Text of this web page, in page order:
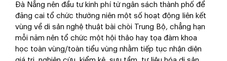
Đà Nẵng nên đầu tư kinh phí từ ngân sách thành phố để
đăng cai tổ chức thường niên một số hoạt động liên kết
vùng về di sản nghệ thuật bài chòi Trung Bộ, chẳng hạn
mỗi năm nên tổ chức một hội thảo hay tọa đàm khoa
học toàn vùng/toàn tiểu vùng nhằm tiếp tục nhận diện